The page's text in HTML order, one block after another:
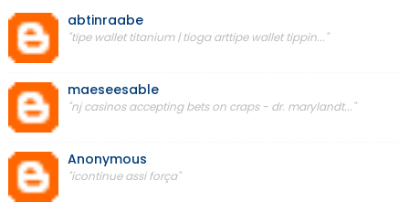
abtinraabe
"tipe wallet titanium | tioga arttipe wallet tippin..."
maeseesable
"nj casinos accepting bets on craps - dr. marylandt..."
Anonymous
"icontinue assi força"